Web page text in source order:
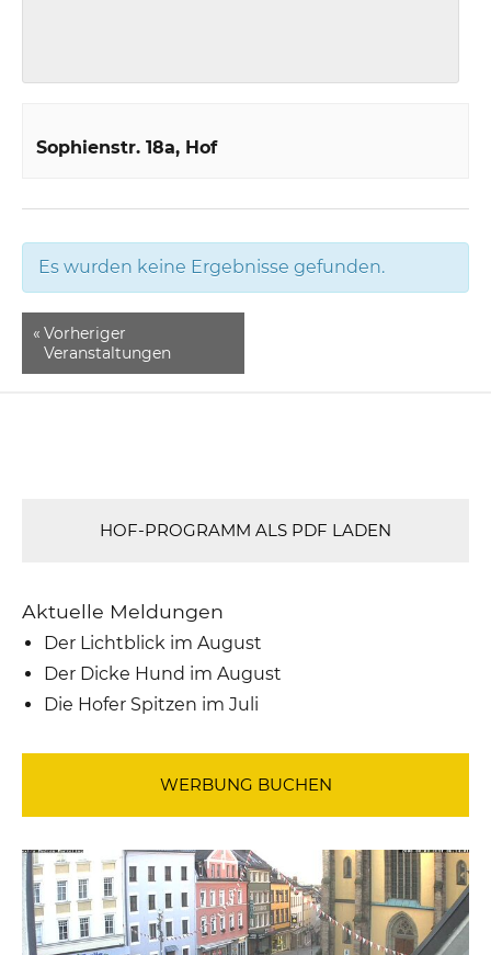
Sophienstr. 18a Hof
Es wurden keine Ergebnisse gefunden.
« Vorheriger
Veranstaltungen
HOF-PROGRAMM ALS PDF LADEN
Aktuelle Meldungen
Der Lichtblick im August
Der Dicke Hund im August
Die Hofer Spitzen im Juli
WERBUNG BUCHEN